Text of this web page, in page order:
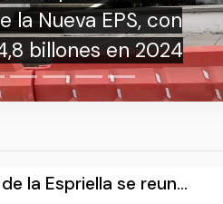
SENA ofrece
la Espriella se reun...